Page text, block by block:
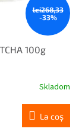
lei268,33
-33%
100g
Skladom
La coş